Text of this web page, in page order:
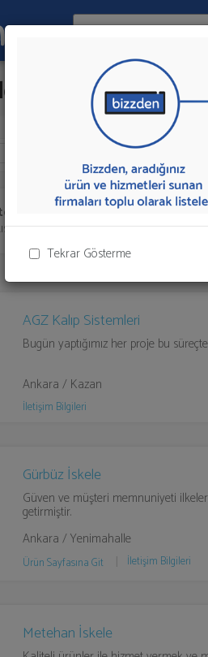
Tekrar Gösterme
Ara:
sunan firmalar aşağıda
toplu olarak teklif talebinizi
AGZ Kalıp Sistemleri
Bugün yaptığımız her proje bu
Ankara / Kazan
İletişim Bilgileri
Gürbüz İskele
Güven ve müşteri memnuniyeti
getirmiştir.
Ankara / Yenimahalle
Ürün Sayfasına Git İletişim Bilgileri
Metehan İskele